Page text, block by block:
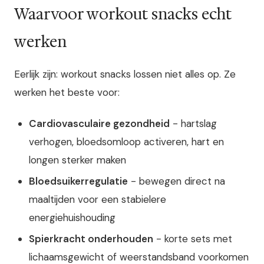
Waarvoor workout snacks echt
werken
Eerlijk zijn: workout snacks lossen niet alles op. Ze
werken het beste voor:
Cardiovasculaire gezondheid - hartslag
verhogen, bloedsomloop activeren, hart en
longen sterker maken
Bloedsuikerregulatie - bewegen direct na
maaltijden voor een stabielere
energiehuishouding
Spierkracht onderhouden - korte sets met
lichaamsgewicht of weerstandsband voorkomen